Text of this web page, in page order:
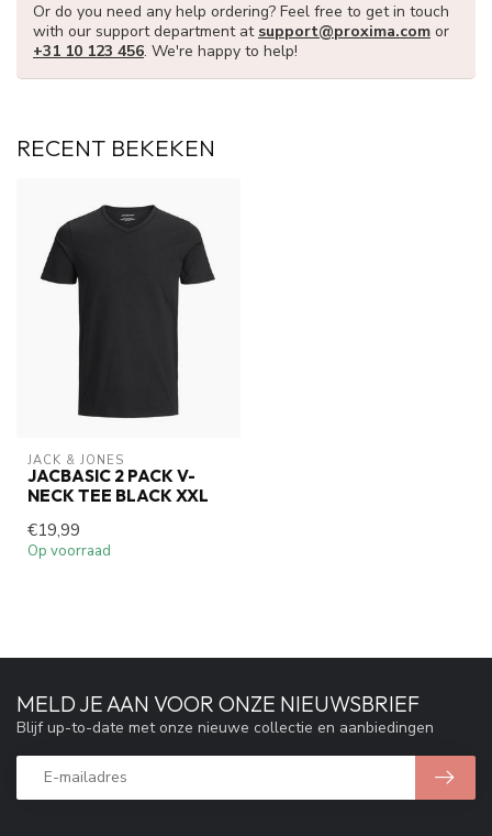
Or do you need any help ordering? Feel free to get in touch
with our support department at support@proxima.com or
+31 10 123 456. We're happy to help!
RECENT BEKEKEN
JACK & JONES
JACBASIC 2 PACK V-
NECK TEE BLACK XXL
€19,99
Op voorraad
MELD JE AAN VOOR ONZE NIEUWSBRIEF
Blijf up-to-date met onze nieuwe collectie en aanbiedingen